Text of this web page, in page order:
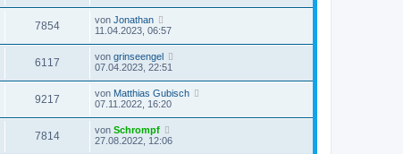
7854 von Jonathan
11.04.2023, 06:57
6117 von grinseengel
07.04.2023, 22:51
9217 von Matthias Gubisch
07.11.2022, 16:20
7814 von Schrompf
27.08.2022, 12:06